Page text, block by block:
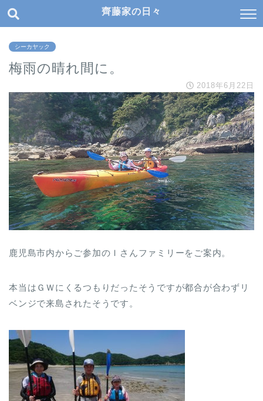
齊藤家の日々
シーカヤック
梅雨の晴れ間に。
2018年6月22日
鹿児島市内からご参加のＩさんファミリーをご案内。
本当はＧＷにくるつもりだったそうですが都合が合わずリ
ベンジで来島されたそうです。